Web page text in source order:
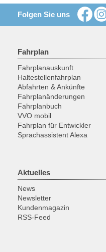
Folgen Sie uns
Fahrplan
Fahrplanauskunft
Haltestellenfahrplan
Abfahrten & Ankünfte
Fahrplanänderungen
Fahrplanbuch
VVO mobil
Fahrplan für Entwickler
Sprachassistent Alexa
Aktuelles
News
Newsletter
Kundenmagazin
RSS-Feed